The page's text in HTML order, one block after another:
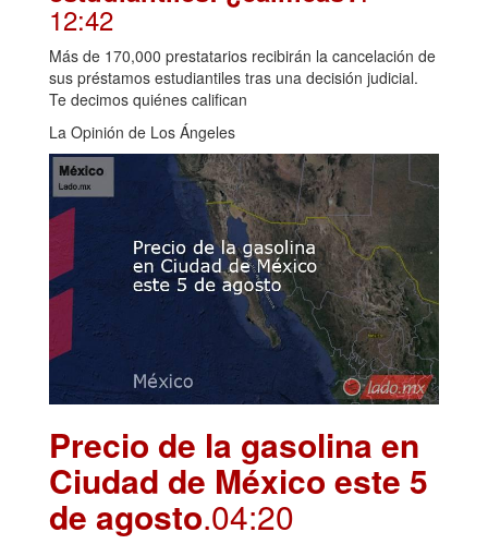
12:42
Más de 170,000 prestatarios recibirán la cancelación de
sus préstamos estudiantiles tras una decisión judicial.
Te decimos quiénes califican
La Opinión de Los Ángeles
Precio de la gasolina en
Ciudad de México este 5
de agosto.04:20